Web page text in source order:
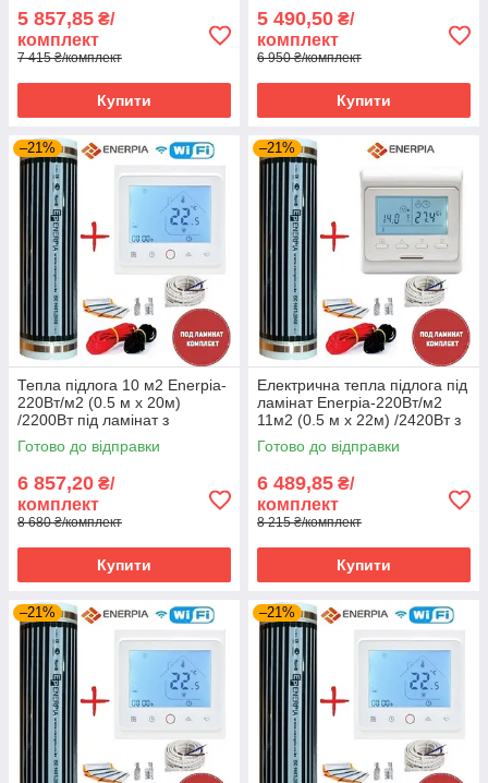
5 857,85 ₴/
комплект
7 415 ₴/комплект
Купити
5 490,50 ₴/
комплект
6 950 ₴/комплект
Купити
–21%
Тепла підлога 10 м2 Enerpia-
220Вт/м2 (0.5 м х 20м)
/2200Вт під ламінат з
терморегулятором TWE02
Wi-Fi
Готово до відправки
6 857,20 ₴/
комплект
8 680 ₴/комплект
Купити
–21%
Електрична тепла підлога під
ламінат Enerpia-220Вт/м2
11м2 (0.5 м х 22м) /2420Вт з
терморегулятором E 51
Готово до відправки
6 489,85 ₴/
комплект
8 215 ₴/комплект
Купити
–21% –21%